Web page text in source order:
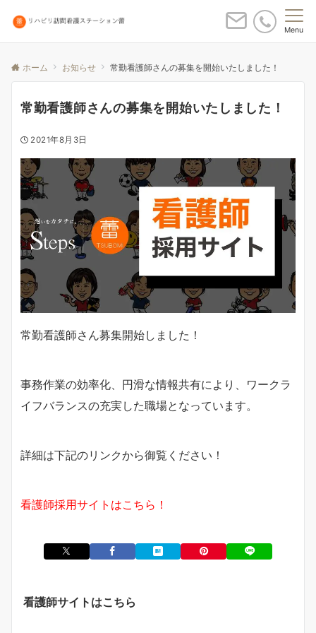
Menu
ホーム お知らせ 常勤看護師さんの募集を開始いたしました！
常勤看護師さんの募集を開始いたしました！
2021年8月3日
常勤看護師さん募集開始しました！
事務作業の効率化、円滑な情報共有により、ワークラ
イフバランスの充実した職場となっています。
詳細は下記のリンクから御覧ください！
看護師採用サイトはこちら！
看護師サイトはこちら